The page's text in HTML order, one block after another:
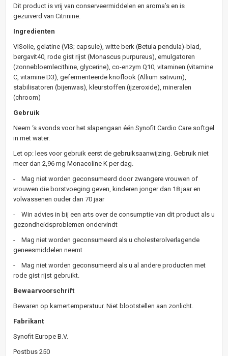
Dit product is vrij van conserveermiddelen en aroma’s en is
gezuiverd van Citrinine.
Ingredienten
VISolie, gelatine (VIS; capsule), witte berk (Betula pendula)-blad,
bergavit40, rode gist rijst (Monascus purpureus), emulgatoren
(zonnebloemlecithine, glycerine), co-enzym Q10, vitaminen (vitamine
C, vitamine D3), gefermenteerde knoflook (Allium sativum),
stabilisatoren (bijenwas), kleurstoffen (ijzeroxide), mineralen
(chroom)
Gebruik
Neem ‘s avonds voor het slapengaan één Synofit Cardio Care softgel
in met water.
Let op: lees voor gebruik eerst de gebruiksaanwijzing. Gebruik niet
meer dan 2,96 mg Monacoline K per dag.
- Mag niet worden geconsumeerd door zwangere vrouwen of
vrouwen die borstvoeging geven, kinderen jonger dan 18 jaar en
volwassenen ouder dan 70 jaar
- Win advies in bij een arts over de consumptie van dit product als u
gezondheidsproblemen ondervindt
- Mag niet worden geconsumeerd als u cholesterolverlagende
geneesmiddelen neemt
- Mag niet worden geconsumeerd als u al andere producten met
rode gist rijst gebruikt.
Bewaarvoorschrift
Bewaren op kamertemperatuur. Niet blootstellen aan zonlicht.
Fabrikant
Synofit Europe B.V.
Postbus 250